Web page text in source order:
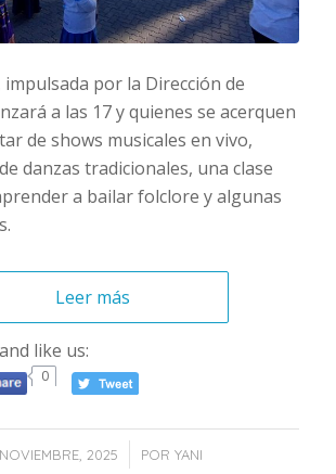
por la Dirección de
a las 17 y quienes se acerquen
de shows musicales en vivo,
danzas tradicionales, una clase
a bailar folclore y algunas
Leer más
like us:
0
2025
/ PORYANI